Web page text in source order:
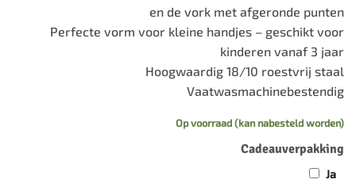
en de vork met afgeronde punten
Perfecte vorm voor kleine handjes – geschikt voor
kinderen vanaf 3 jaar
Hoogwaardig 18/10 roestvrij staal
Vaatwasmachinebestendig
Op voorraad (kan nabesteld worden)
Cadeauverpakking
Ja